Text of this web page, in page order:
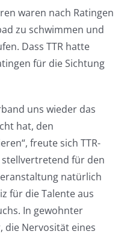
waren nach Ratingen
zu schwimmen und
Dass TTR hatte
für die Sichtung
uns wieder das
hat, den
freute sich TTR-
für den
natürlich
für die Talente aus
In gewohnter
die Nervosität eines